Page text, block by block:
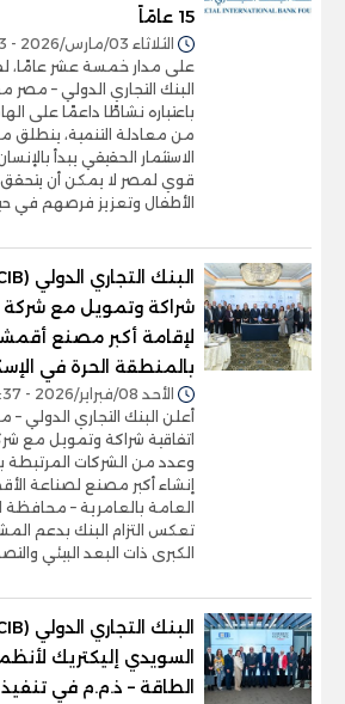
15 عامًاً
الثلاثاء 03/مارس/2026 - 12:53 م
على مدار خمسة عشر عامًا،
البنك التجاري الدولي –
باعتباره نشاطًا داعمًا على
من معادلة التنمية، ينطلق
الاستثمار الحقيقي يبدأ
قوي لمصر لا يمكن أن
الأطفال وتعزيز فرصهم في
شراكة وتمويل مع شركة
لإقامة أكبر مصنع
بالمنطقة الحرة في
الأحد 08/فبراير/2026 - 07:37 م
اتفاقية شراكة وتمويل مع
وعدد من الشركات المرتبطة
إنشاء أكبر مصنع لصناعة
العامة بالعامرية –
تعكس التزام البنك بدعم
الكبرى ذات البعد البيئي
السويدي إليكتريك
الطاقة – ذ.م.م في